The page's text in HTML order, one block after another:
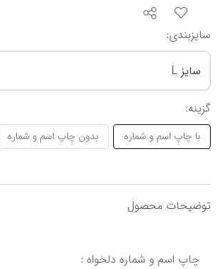
سایزبندی:
سایز L
گزینه:
با چاپ اسم و شماره بدون چاپ اسم و شماره
توضیحات محصول
چاپ اسم و شماره دلخواه :